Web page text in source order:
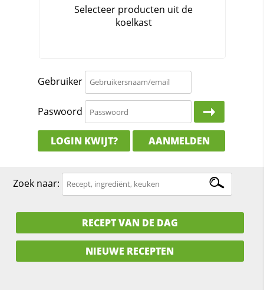
Gebruiker
Paswoord
LOGIN KWIJT? AANMELDEN
Zoek naar:
RECEPT VAN DE DAG
NIEUWE RECEPTEN